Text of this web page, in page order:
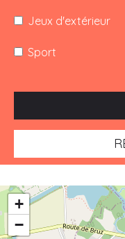
Jeux d'extérieur
Sport
+
−